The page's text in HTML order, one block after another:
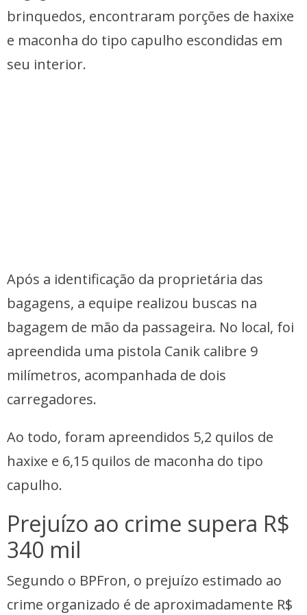
brinquedos, encontraram porções de haxixe
e maconha do tipo capulho escondidas em
seu interior.
Após a identificação da proprietária das
bagagens, a equipe realizou buscas na
bagagem de mão da passageira. No local, foi
apreendida uma pistola Canik calibre 9
milímetros, acompanhada de dois
carregadores.
Ao todo, foram apreendidos 5,2 quilos de
haxixe e 6,15 quilos de maconha do tipo
capulho.
Prejuízo ao crime supera R$
340 mil
Segundo o BPFron, o prejuízo estimado ao
crime organizado é de aproximadamente R$